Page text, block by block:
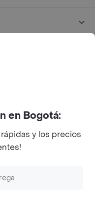
que tenemos
reserved.
en Bogotá:
y los precios